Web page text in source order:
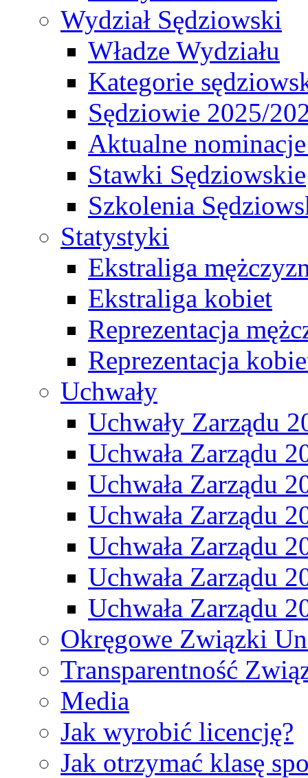
Wydział Sędziowski
Władze Wydziału
Kategorie
Sędziowie 2025/
Aktualne
Stawki Sędziowskie
Szkolenia
Statystyki
Ekstraliga
Ekstraliga kobiet
Reprezentacja
Reprezentacja
Uchwały
Uchwały Zarządu
Uchwała Zarządu
Uchwała Zarządu
Uchwała Zarządu
Uchwała Zarządu
Uchwała Zarządu
Uchwała Zarządu
Okręgowe Związki
Transparentność
Media
Jak wyrobić licencję?
Jak otrzymać klasę